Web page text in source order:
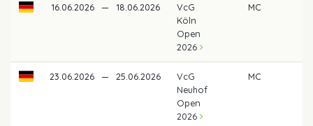
16.06.2026 — 18.06.2026
VcG
Köln
Open
2026
MC
23.06.2026 — 25.06.2026
VcG
Neuhof
Open
2026
MC